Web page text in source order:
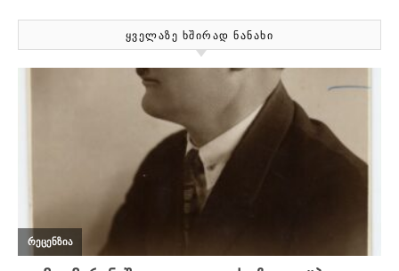
ᲧᲕᲔᲚᲐᲖᲔ ᲮᲨᲘᲠᲐᲓ ᲜᲐᲜᲐᲮᲘ